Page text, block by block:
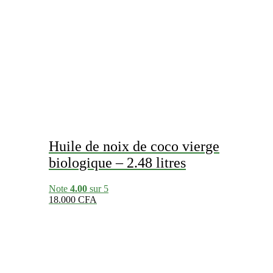
Huile de noix de coco vierge
biologique – 2.48 litres
Note 4.00 sur 5
18.000 CFA